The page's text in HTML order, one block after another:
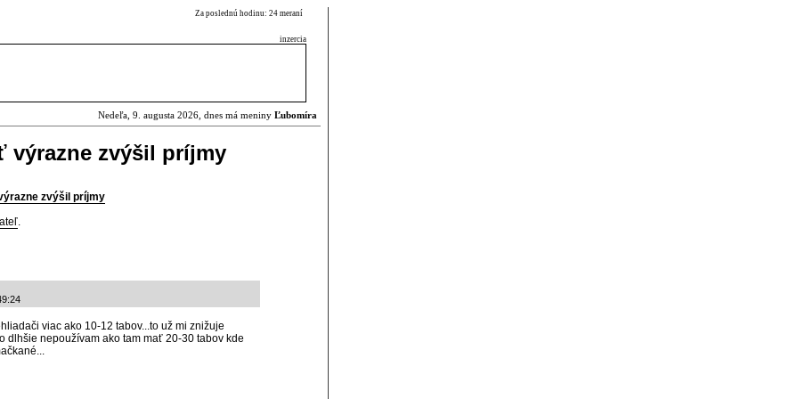
Za poslednú hodinu: 24 meraní
inzercia
Nedeľa, 9. augusta 2026, dnes má meniny Ľubomíra
výrazne zvýšil príjmy
zvýšil príjmy
.
viac ako 10-12 tabov...to už mi znižuje
dlhšie nepoužívam ako tam mať 20-30 tabov kde